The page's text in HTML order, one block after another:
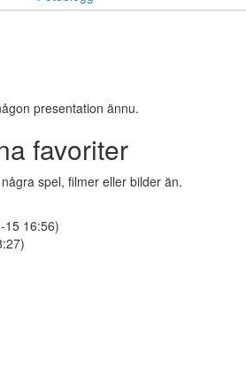
presentation ännu.
favoriter
spel, filmer eller bilder än.
15 16:56)